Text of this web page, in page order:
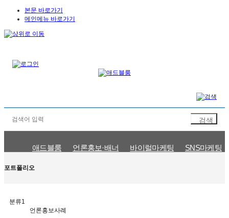
본문 바로가기
메인메뉴 바로가기
애드블룸 언론홍보·배너 바이럴마케팅 SNS마케팅
언론홍보사례
포트폴리오
분류1
언론홍보사례